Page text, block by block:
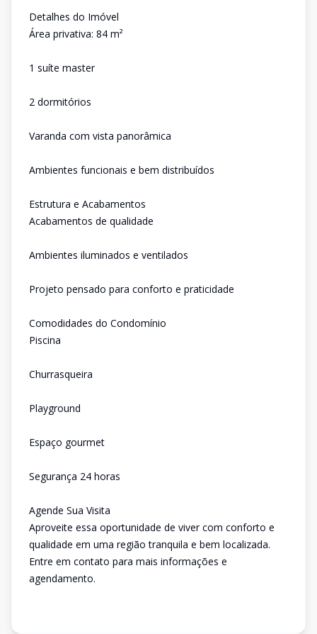
Detalhes do Imóvel
Área privativa: 84 m²
1 suíte master
2 dormitórios
Varanda com vista panorâmica
Ambientes funcionais e bem distribuídos
Estrutura e Acabamentos
Acabamentos de qualidade
Ambientes iluminados e ventilados
Projeto pensado para conforto e praticidade
Comodidades do Condomínio
Piscina
Churrasqueira
Playground
Espaço gourmet
Segurança 24 horas
Agende Sua Visita
Aproveite essa oportunidade de viver com conforto e
qualidade em uma região tranquila e bem localizada.
Entre em contato para mais informações e
agendamento.